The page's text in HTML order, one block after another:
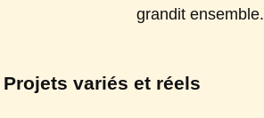
grandit ensemble.
Projets variés et réels